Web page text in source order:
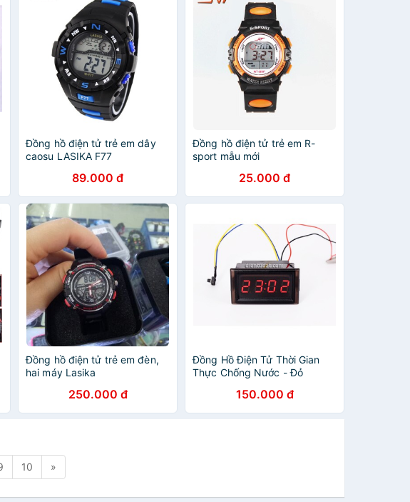
Đồng hồ điện tử trẻ em dây
caosu LASIKA F77
89.000 đ
Đồng hồ điện tử trẻ em R-
sport mẫu mới
25.000 đ
Đồng hồ điện tử trẻ em đèn,
hai máy Lasika
250.000 đ
Đồng Hồ Điện Tử Thời Gian
Thực Chống Nước - Đỏ
150.000 đ
10 »